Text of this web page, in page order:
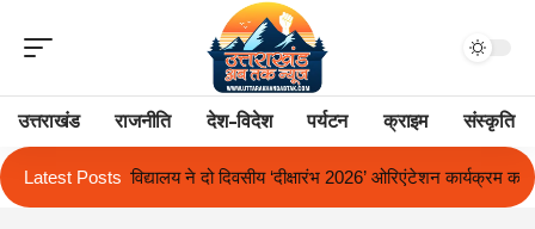
उत्तराखंड राजनीति देश-विदेश पर्यटन क्राइम संस्कृति
Latest Posts
‘दीक्षारंभ 2026’ ओरिएंटेशन कार्यक्रम का किया आयोजन एक साल से लंबित